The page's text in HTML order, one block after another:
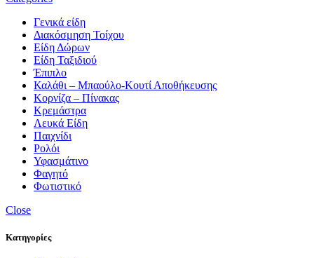
Γενικά είδη
Διακόσμηση Τοίχου
Είδη Δώρων
Είδη Ταξιδιού
Έπιπλο
Καλάθι – Μπαούλο-Κουτί Αποθήκευσης
Κορνίζα – Πίνακας
Κρεμάστρα
Λευκά Είδη
Παιχνίδι
Ρολόι
Υφασμάτινο
Φαγητό
Φωτιστικό
Close
Κατηγορίες